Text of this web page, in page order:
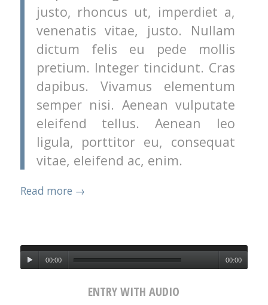
justo, rhoncus ut, imperdiet a,
venenatis vitae, justo. Nullam
dictum felis eu pede mollis
pretium. Integer tincidunt. Cras
dapibus. Vivamus elementum
semper nisi. Aenean vulputate
eleifend tellus. Aenean leo
ligula, porttitor eu, consequat
vitae, eleifend ac, enim.
Read more →
00:00 00:00
ENTRY WITH AUDIO